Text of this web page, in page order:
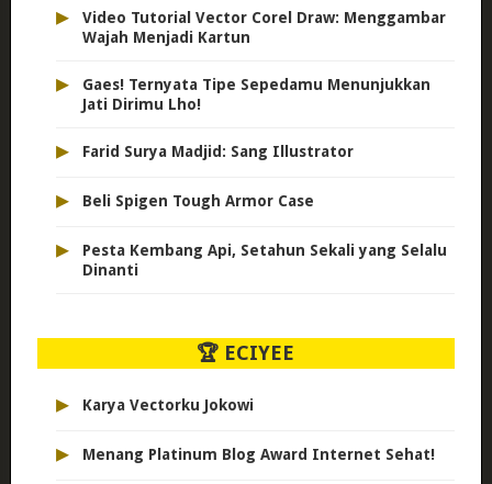
▸
Video Tutorial Vector Corel Draw: Menggambar
Wajah Menjadi Kartun
▸
Gaes! Ternyata Tipe Sepedamu Menunjukkan
Jati Dirimu Lho!
▸ Farid Surya Madjid: Sang Illustrator
▸ Beli Spigen Tough Armor Case
▸
Pesta Kembang Api, Setahun Sekali yang Selalu
Dinanti
🏆 ECIYEE
▸ Karya Vectorku Jokowi
▸ Menang Platinum Blog Award Internet Sehat!